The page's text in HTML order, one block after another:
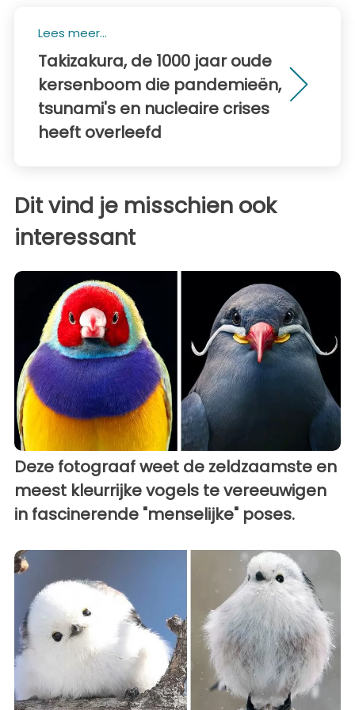
Lees meer...
Takizakura, de 1000 jaar oude
kersenboom die pandemieën,
tsunami's en nucleaire crises
heeft overleefd
Dit vind je misschien ook
interessant
Deze fotograaf weet de zeldzaamste en
meest kleurrijke vogels te vereeuwigen
in fascinerende "menselijke" poses.